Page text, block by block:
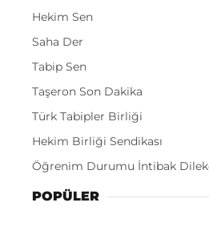
Hekim Sen
Saha Der
Tabip Sen
Taşeron Son Dakika
Türk Tabipler Birliği
Hekim Birliği Sendikası
Öğrenim Durumu İntibak
POPÜLER